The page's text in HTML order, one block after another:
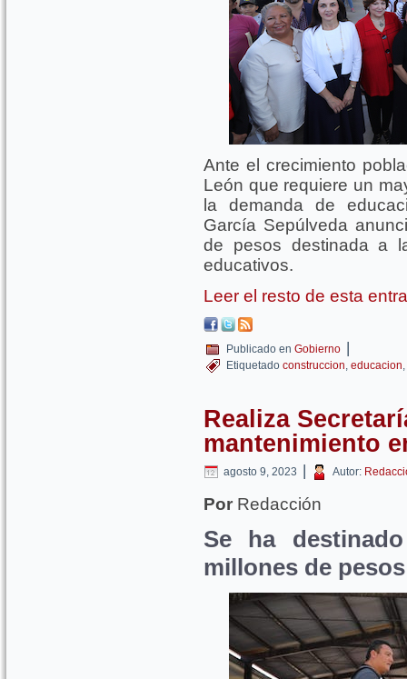
Ante el crecimiento
León que requiere un
la demanda de
García Sepúlveda
de pesos destinada a
educativos.
Leer el resto de esta
Publicado en Gobierno |
Etiquetado construccion, educacion,
Realiza
mantenimiento
agosto 9, 2023 | Autor:
Por Redacción
Se ha
millones de pesos